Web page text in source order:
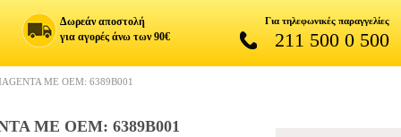
Δωρεάν αποστολή
για αγορές άνω των 90€
Για τηλεφωνικές παραγγελίες
211 500 0 500
ME ΟΕΜ: 6389B001
ME ΟΕΜ: 6389B001